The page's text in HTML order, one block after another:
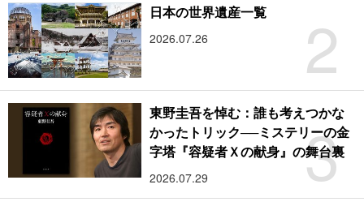
2
日本の世界遺産一覧
2026.07.26
3
東野圭吾を悼む：誰も考えつかな
かったトリック──ミステリーの金
字塔『容疑者Ｘの献身』の舞台裏
2026.07.29